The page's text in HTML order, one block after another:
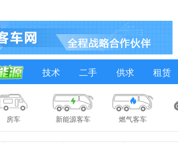
技术 二手 供求 租赁
房车 新能源客车 燃气客车